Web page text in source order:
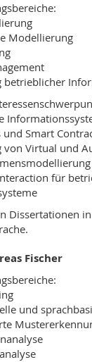
Modellierung
betrieblicher
und Smart
von Virtual und
für
Dissertationen
Fischer
und